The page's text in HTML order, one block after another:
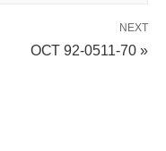
NEXT
ОСТ 92-0511-70 »